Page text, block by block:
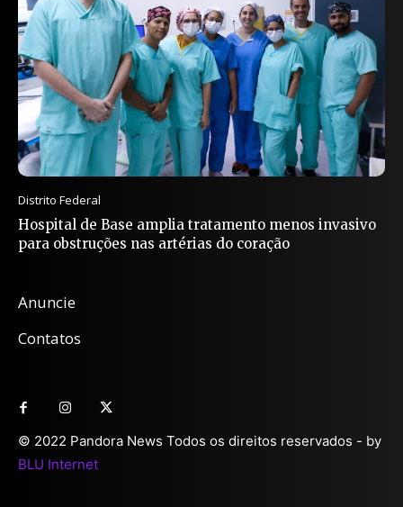
Distrito Federal
Hospital de Base amplia tratamento menos invasivo
para obstruções nas artérias do coração
Anuncie
Contatos
© 2022 Pandora News Todos os direitos reservados - by
BLU Internet